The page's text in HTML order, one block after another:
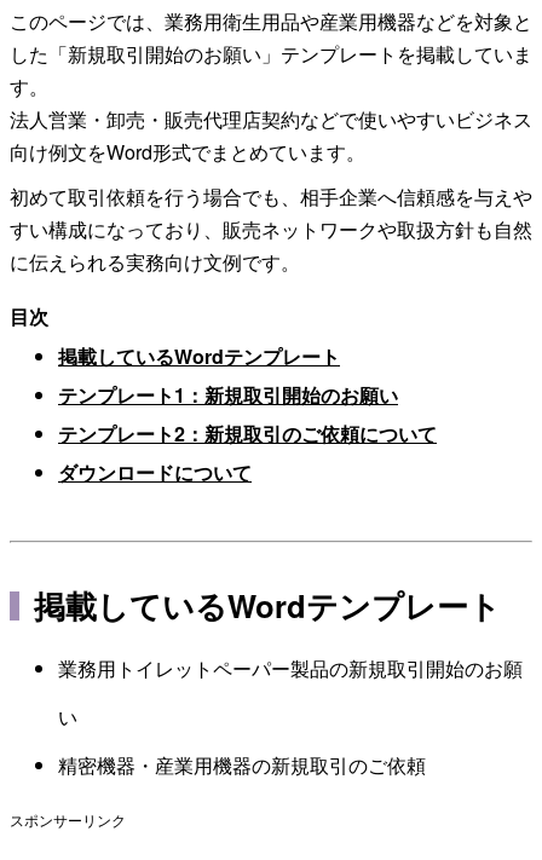
このページでは、業務用衛生用品や産業用機器などを対象と
した「新規取引開始のお願い」テンプレートを掲載していま
す。
法人営業・卸売・販売代理店契約などで使いやすいビジネス
向け例文をWord形式でまとめています。
初めて取引依頼を行う場合でも、相手企業へ信頼感を与えや
すい構成になっており、販売ネットワークや取扱方針も自然
に伝えられる実務向け文例です。
目次
掲載しているWordテンプレート
テンプレート1：新規取引開始のお願い
テンプレート2：新規取引のご依頼について
ダウンロードについて
掲載しているWordテンプレート
業務用トイレットペーパー製品の新規取引開始のお願
い
精密機器・産業用機器の新規取引のご依頼
スポンサーリンク